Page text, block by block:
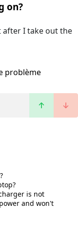
on?
I take out the
problème
is not
and won't